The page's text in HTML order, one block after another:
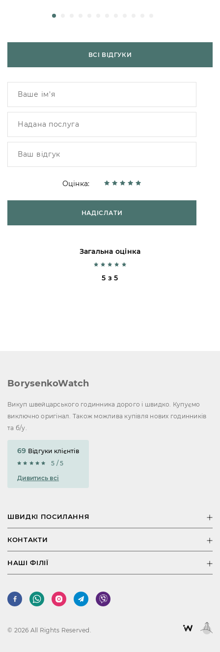
ВСІ ВІДГУКИ
Оцінка:
НАДІСЛАТИ
Загальна оцінка
5 з 5
BorysenkoWatch
Викуп швейцарського годинника дорого і швидко. Купуємо
виключно оригінал. Також можлива купівля нових годинників
та б/у.
69 Відгуки клієнтів
5 / 5
Дивитись всі
ШВИДКІ ПОСИЛАННЯ
КОНТАКТИ
НАШІ ФІЛІЇ
© 2026 All Rights Reserved.